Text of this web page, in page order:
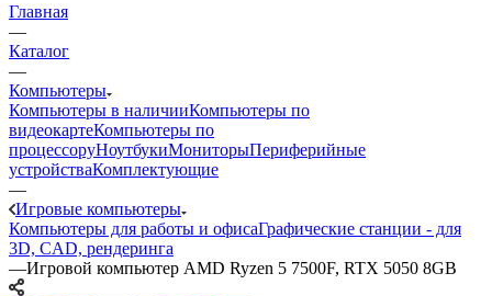
Главная
—
Каталог
—
Компьютеры
Компьютеры в наличииКомпьютеры по
видеокартеКомпьютеры по
процессоруНоутбукиМониторыПериферийные
устройстваКомплектующие
—
Игровые компьютеры
Компьютеры для работы и офисаГрафические станции - для
3D, CAD, рендеринга
—Игровой компьютер AMD Ryzen 5 7500F, RTX 5050 8GB